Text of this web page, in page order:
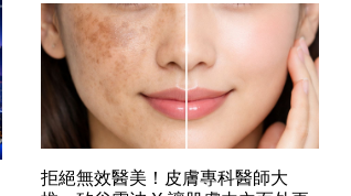
拒絕無效醫美！皮膚專科醫師大